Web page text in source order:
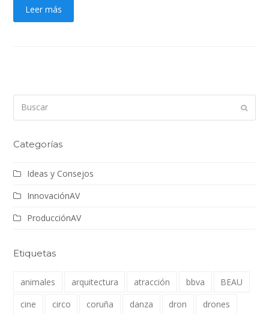
Leer más
Enviar
Categorías
Ideas y Consejos
InnovaciónAV
ProducciónAV
Etiquetas
animales arquitectura atracción bbva
BEAU
cine
circo coruña danza dron
drones